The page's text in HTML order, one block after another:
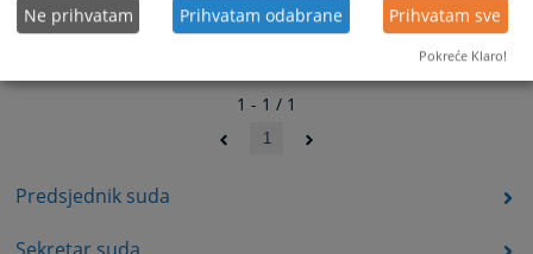
Predsjednik suda
1 - 1 / 1
1
Ne prihvatam Prihvatam odabrane Prihvatam sve
Pokreće Klaro!